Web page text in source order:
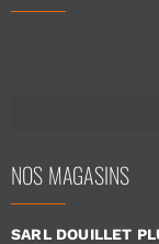
NOS MAGASINS
SARL DOUILLET